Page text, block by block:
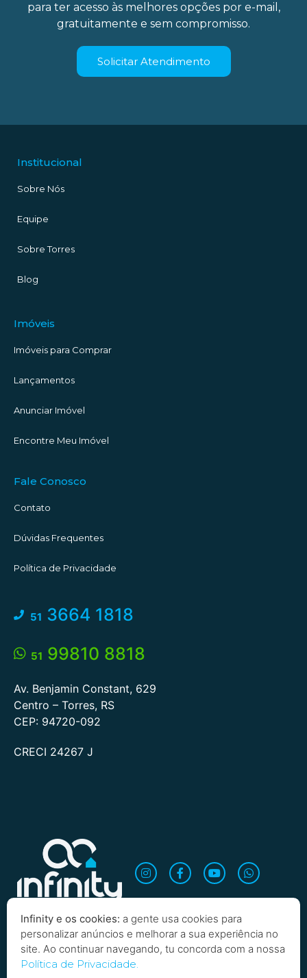
Quero saber mais!
para ter acesso às melhores opções por e-mail,
gratuitamente e sem compromisso.
Solicitar Atendimento
Institucional
Sobre Nós
Equipe
Sobre Torres
Blog
Imóveis
Imóveis para Comprar
Lançamentos
Anunciar Imóvel
Encontre Meu Imóvel
Fale Conosco
Contato
Dúvidas Frequentes
Política de Privacidade
51 3664 1818
51 99810 8818
Av. Benjamin Constant, 629
Centro – Torres, RS
CEP: 94720-092
CRECI 24267 J
Infinity e os cookies: a gente usa cookies para
personalizar anúncios e melhorar a sua experiência no
site. Ao continuar navegando, tu concorda com a nossa
Política de Privacidade.